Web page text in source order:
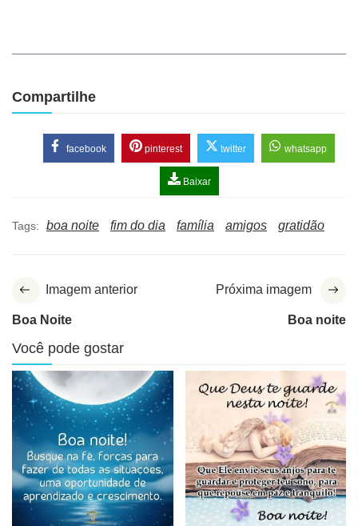
Compartilhe
facebook pinterest twitter whatsapp
Baixar
Tags: boa noite fim do dia família amigos gratidão
Imagem anterior
Boa Noite
Próxima imagem
Boa noite
Você pode gostar